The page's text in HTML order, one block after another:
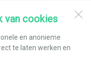
van cookies
en anonieme
te laten werken en